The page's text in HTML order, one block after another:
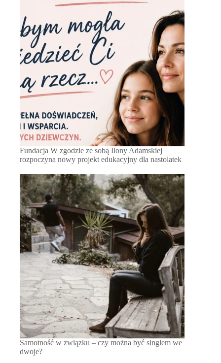
Fundacja W zgodzie ze sobą Ilony Adamskiej
rozpoczyna nowy projekt edukacyjny dla nastolatek
Samotność w związku – czy można być singlem we
dwoje?